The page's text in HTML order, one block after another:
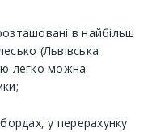
в найбільш
(Львівська
легко можна
у перерахунку